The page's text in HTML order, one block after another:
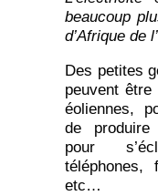
beaucoup
d’Afrique de
Des petites
peuvent
éoliennes,
de produire
pour
téléphones,
etc…